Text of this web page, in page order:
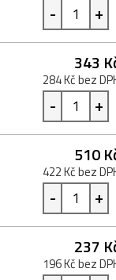
- +
343
284 Kč bez
- +
510
422 Kč bez
- +
237
196 Kč bez